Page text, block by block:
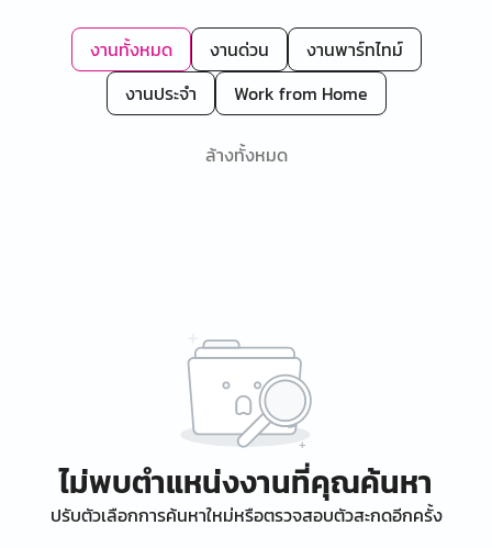
งานทั้งหมด งานด่วน
งานพาร์ทไทม์
งานประจำ
Work from Home
ล้างทั้งหมด
ไม่พบตำแหน่งงานที่คุณค้นหา
ปรับตัวเลือกการค้นหาใหม่หรือตรวจสอบตัวสะกดอีกครั้ง